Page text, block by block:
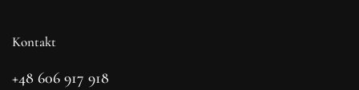
Kontakt
+48 606 917 918